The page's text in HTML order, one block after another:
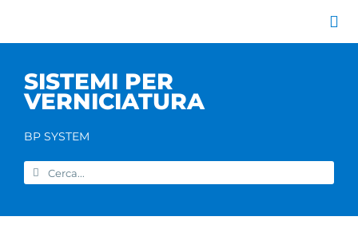
contenuto
SISTEMI PER
VERNICIATURA
BP SYSTEM
Cerca
per: